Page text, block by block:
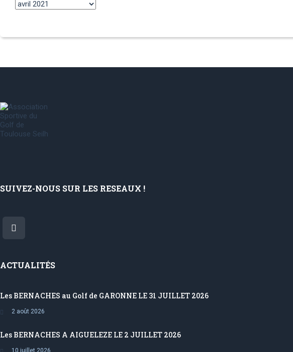
Archives
SUIVEZ-NOUS SUR LES RESEAUX !
ACTUALITÉS
Les BERNACHES au Golf de GARONNE LE 31 JUILLET 2026
2 août 2026
Les BERNACHES A AIGUELEZE LE 2 JUILLET 2026
10 juillet 2026